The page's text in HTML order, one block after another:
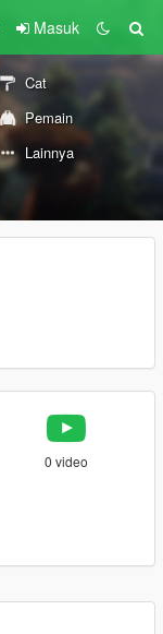
Masuk
Cat
Pemain
Lainnya
0 video